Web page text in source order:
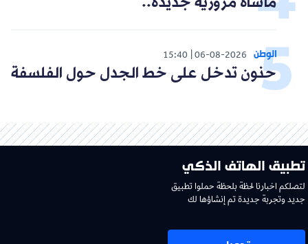
الوطن 06-08-2026
15:40
حنون تدخل على خط الجدل حول الفلسفة
تطبيق الهاتف الذكي
لتصلكم اخبارنا لحظة بلحظة حملوا تطبيق
جديد وتجربة جديدة تم إنشاؤها لك